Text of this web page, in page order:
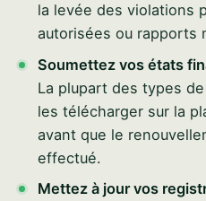
la levée des violations
autorisées ou rapports
Soumettez vos états
La plupart des types
les télécharger sur la
avant que le
effectué.
Mettez à jour vos